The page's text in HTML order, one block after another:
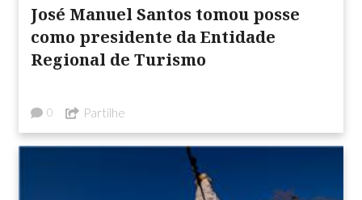
José Manuel Santos tomou posse
como presidente da Entidade
Regional de Turismo
0 Partilhe